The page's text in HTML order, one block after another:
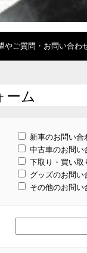
ご質問・お問い合わ
ーム
新車のお問い合
中古車のお問い
下取り・買い取
グッズのお問い
その他のお問い